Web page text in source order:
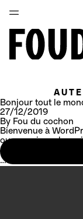
Bonjour tout le
27/12/2019
By Fou du cochon
Bienvenue à
ou supprimez-le,
…